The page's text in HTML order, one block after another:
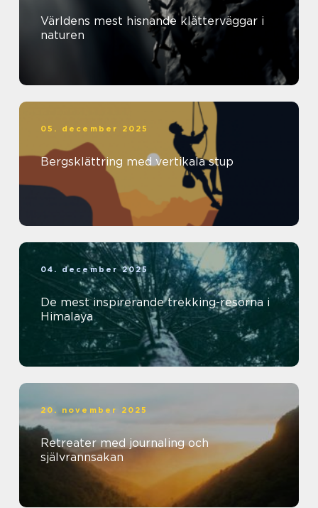
Världens mest hisnande klätterväggar i
naturen
05. december 2025
Bergsklättring med vertikala stup
04. december 2025
De mest inspirerande trekking-resorna i
Himalaya
20. november 2025
Retreater med journaling och
självrannsakan